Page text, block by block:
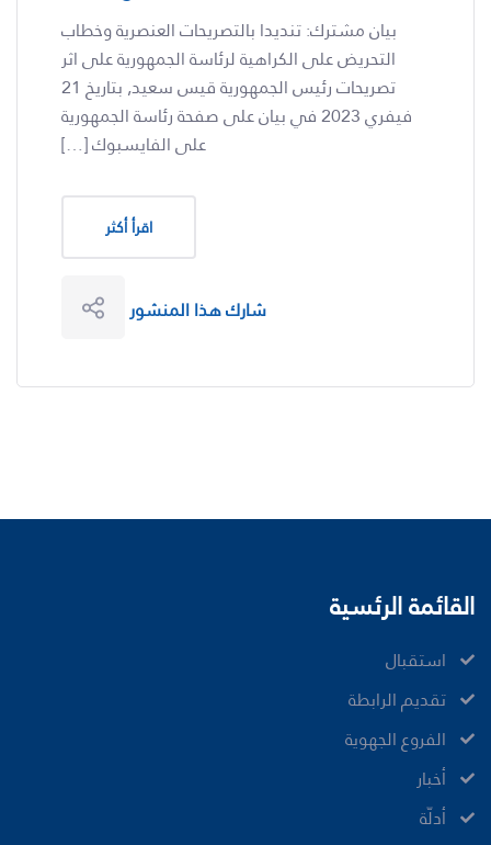
بيان مشترك: تنديدا بالتصريحات العنصرية وخطاب
التحريض على الكراهية لرئاسة الجمهورية على اثر
تصريحات رئيس الجمهورية قيس سعيد, بتاريخ 21
فيفري 2023 في بيان على صفحة رئاسة الجمهورية
على الفايسبوك […]
اقرأ أكثر
شارك هذا المنشور
القائمة الرئسية
ﺍﺳﺘﻘﺒﺎﻝ
ﺗﻘﺪﻳﻢ ﺍﻟﺮﺍﺑﻄﺔ
الفروع الجهوية
ﺃﺧﺒﺎﺭ
أدلّة